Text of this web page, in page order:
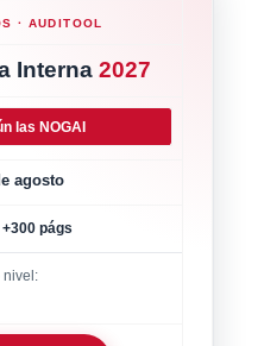
· AUDITOOL
Interna 2027
las NOGAI
agosto
págs
nivel: